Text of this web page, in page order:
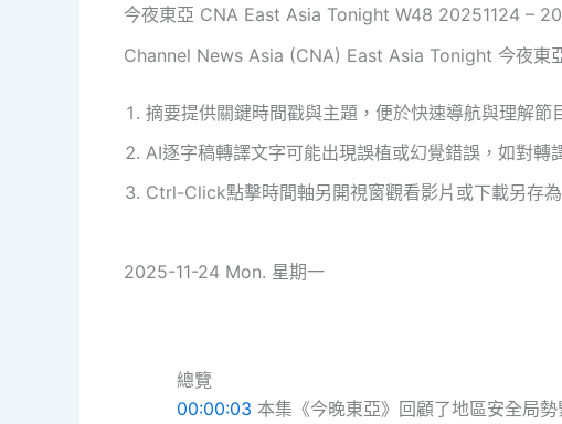
今夜東亞 CNA East Asia Tonight W48 20251124 –
Channel News Asia (CNA) East Asia Tonight 今夜東
摘要提供關鍵時間戳與主題，便於快速導航與理解節
AI逐字稿轉譯文字可能出現誤植或幻覺錯誤，如對轉
Ctrl-Click點擊時間軸另開視窗觀看影片或下載另存
2025-11-24 Mon. 星期一
總覽
00:00:03 本集《今晚東亞》回顧了地區安全局